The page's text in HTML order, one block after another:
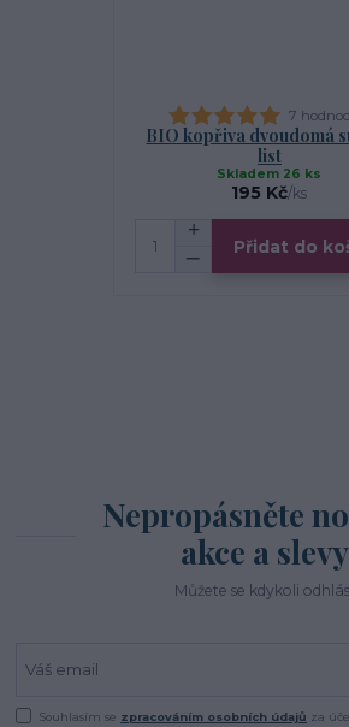
7
BIO kopřiva dvoudomá
list
195 Kč/ks
Skladem 26 ks
Přidat do
Nepropásněte
akce a
Můžete se kdykoli
Souhlasím se zpracováním osobních údajů za